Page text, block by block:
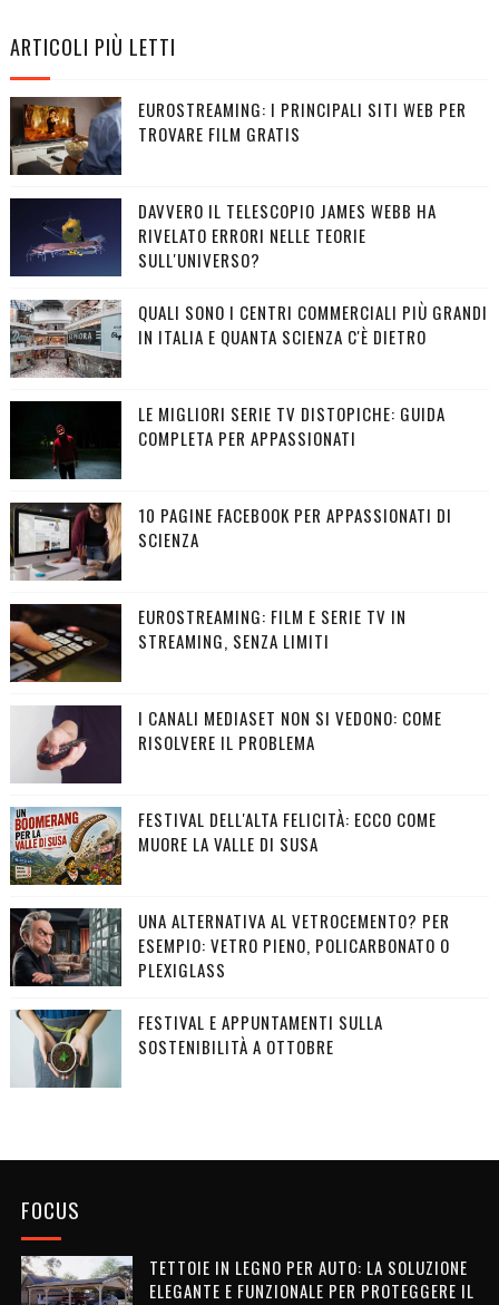
ARTICOLI PIÙ LETTI
EUROSTREAMING: I PRINCIPALI SITI WEB PER
TROVARE FILM GRATIS
DAVVERO IL TELESCOPIO JAMES WEBB HA
RIVELATO ERRORI NELLE TEORIE
SULL'UNIVERSO?
QUALI SONO I CENTRI COMMERCIALI PIÙ GRANDI
IN ITALIA E QUANTA SCIENZA C'È DIETRO
LE MIGLIORI SERIE TV DISTOPICHE: GUIDA
COMPLETA PER APPASSIONATI
10 PAGINE FACEBOOK PER APPASSIONATI DI
SCIENZA
EUROSTREAMING: FILM E SERIE TV IN
STREAMING, SENZA LIMITI
I CANALI MEDIASET NON SI VEDONO: COME
RISOLVERE IL PROBLEMA
FESTIVAL DELL'ALTA FELICITÀ: ECCO COME
MUORE LA VALLE DI SUSA
UNA ALTERNATIVA AL VETROCEMENTO? PER
ESEMPIO: VETRO PIENO, POLICARBONATO O
PLEXIGLASS
FESTIVAL E APPUNTAMENTI SULLA
SOSTENIBILITÀ A OTTOBRE
FOCUS
TETTOIE IN LEGNO PER AUTO: LA SOLUZIONE
ELEGANTE E FUNZIONALE PER PROTEGGERE IL